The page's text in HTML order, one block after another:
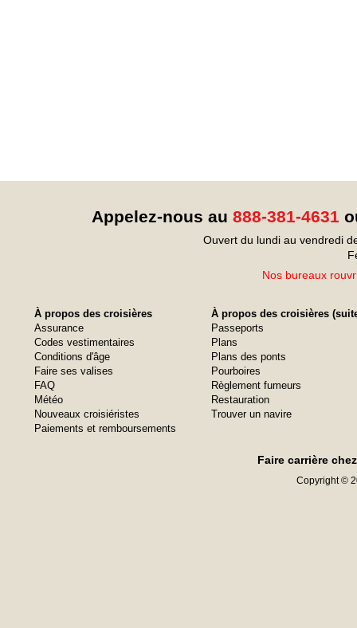
Appelez-nous au 888-381-4631
Ouvert du lundi au vendredi
Nos bureaux
À propos des croisières
Assurance
Codes vestimentaires
Conditions d'âge
Faire ses valises
FAQ
Météo
Nouveaux croisiéristes
Paiements et remboursements
À propos des croisières
Passeports
Plans
Plans des ponts
Pourboires
Règlement fumeurs
Restauration
Trouver un navire
Faire carrière
Copyright ©